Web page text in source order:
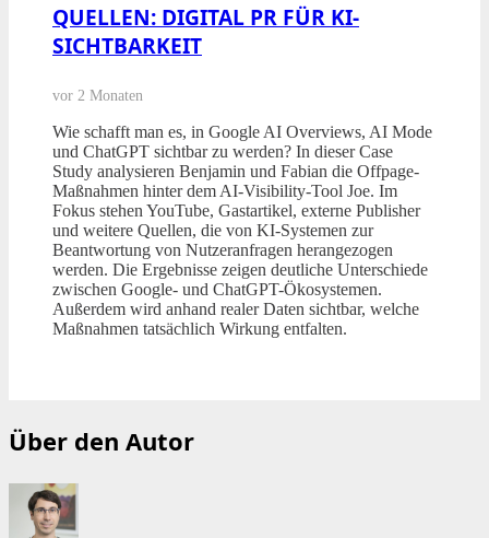
QUELLEN: DIGITAL PR FÜR KI-
SICHTBARKEIT
vor 2 Monaten
Wie schafft man es, in Google AI Overviews, AI Mode
und ChatGPT sichtbar zu werden? In dieser Case
Study analysieren Benjamin und Fabian die Offpage-
Maßnahmen hinter dem AI-Visibility-Tool Joe. Im
Fokus stehen YouTube, Gastartikel, externe Publisher
und weitere Quellen, die von KI-Systemen zur
Beantwortung von Nutzeranfragen herangezogen
werden. Die Ergebnisse zeigen deutliche Unterschiede
zwischen Google- und ChatGPT-Ökosystemen.
Außerdem wird anhand realer Daten sichtbar, welche
Maßnahmen tatsächlich Wirkung entfalten.
Über den Autor